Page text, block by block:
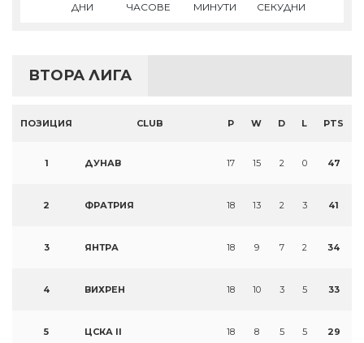
ДНИ ЧАСОВЕ МИНУТИ СЕКУДНИ
ВТОРА ЛИГА
ПОЗИЦИЯ CLUB P W D L PTS
1 ДУНАВ 17 15 2 0 47
2 ФРАТРИЯ 18 13 2 3 41
3 ЯНТРА 18 9 7 2 34
4 ВИХРЕН 18 10 3 5 33
5 ЦСКА II 18 8 5 5 29